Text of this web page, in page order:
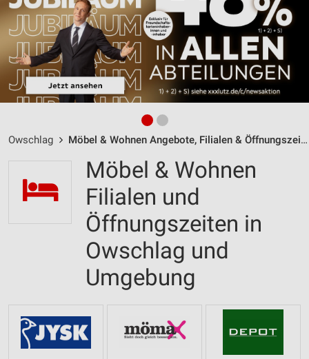
Owschlag Möbel & Wohnen Angebote, Filialen & Öffnungszeiten
Möbel & Wohnen
Filialen und
Öffnungszeiten in
Owschlag und
Umgebung